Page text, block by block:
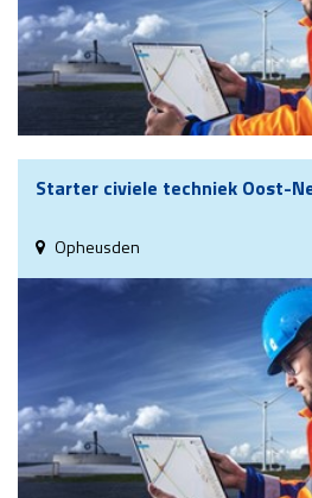
Starter civiele techniek Oost-
Opheusden